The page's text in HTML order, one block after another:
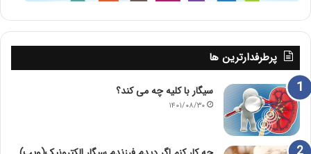
پرطرفدارترین ها
سیگار با کلیه چه می کند؟
۱۴۰۱/۰۸/۳۰